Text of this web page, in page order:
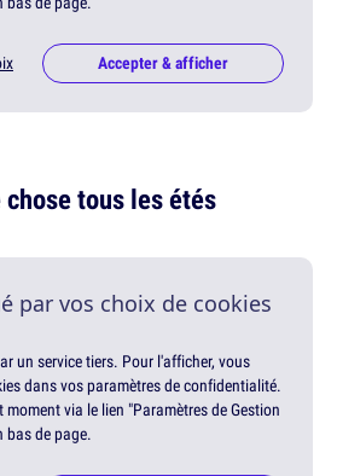
Accepter & afficher
tous les étés
par vos choix de cookies
un service tiers. Pour l'afficher, vous
dans vos paramètres de confidentialité.
via le lien "Paramètres de Gestion
bas de page.